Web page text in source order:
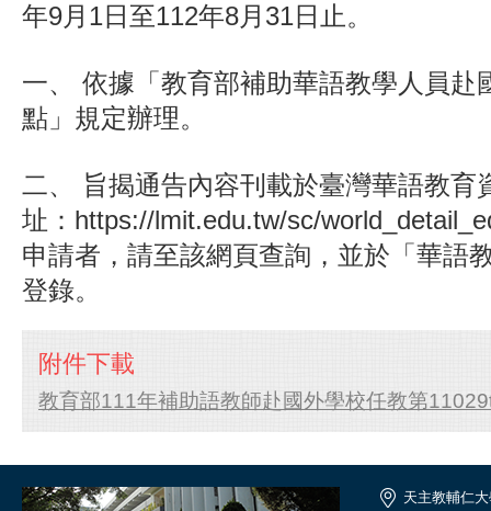
年9月1日至112年8月31日止。
一、 依據「教育部補助華語教學人員赴
點」規定辦理。
二、 旨揭通告內容刊載於臺灣華語教育
址：https://lmit.edu.tw/sc/
申請者，請至該網頁查詢，並於「華語
登錄。
附件下載
教育部111年補助語教師赴國外學校任教第
天主教輔仁